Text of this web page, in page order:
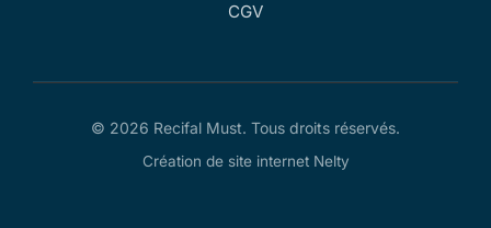
CGV
© 2026 Recifal Must. Tous droits réservés.
Création de site internet Nelty